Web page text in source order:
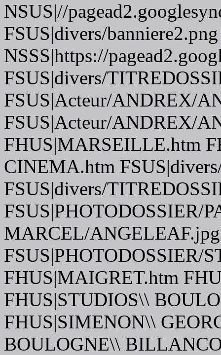
NSUS|//
FSUS|divers/banniere2.png
NSSS|https://
FSUS|divers/
FSUS|Acteur/ANDREX/
FSUS|Acteur/ANDREX/
FHUS|MARSEILLE.htm
CINEMA.htm
FSUS|divers/
FSUS|PHOTODOSSIER/
MARCEL/ANGELEAF.jpg
FHUS|MAIGRET.htm
FHUS|STUDIOS\\
FHUS|SIMENON\\
BOULOGNE\\